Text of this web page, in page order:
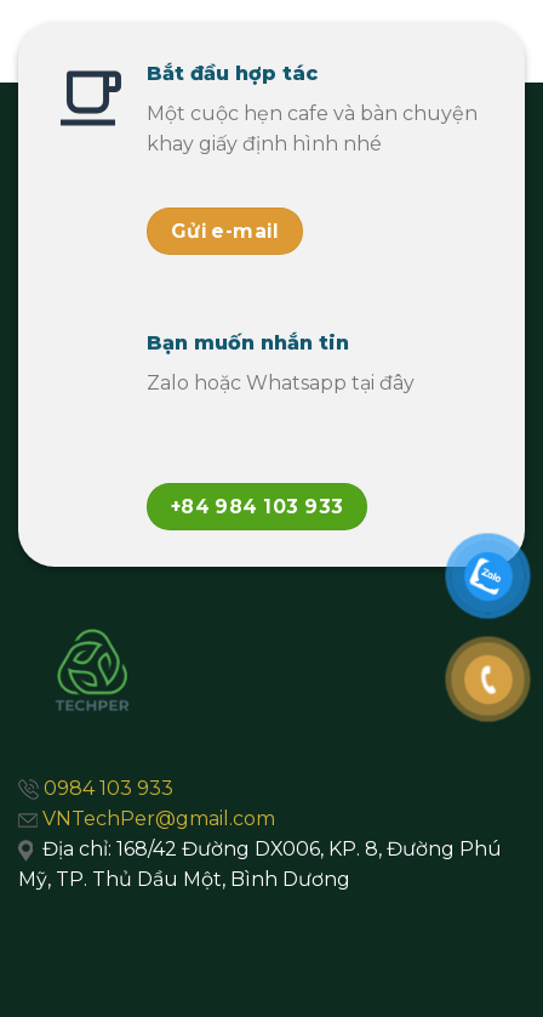
Bắt đầu hợp tác
Một cuộc hẹn cafe và bàn chuyện
khay giấy định hình nhé
Gửi e-mail
Bạn muốn nhắn tin
Zalo hoặc Whatsapp tại đây
+84 984 103 933
0984 103 933
VNTechPer@gmail.com
Địa chỉ: 168/42 Đường DX006, KP. 8, Đường Phú
Mỹ, TP. Thủ Dầu Một, Bình Dương